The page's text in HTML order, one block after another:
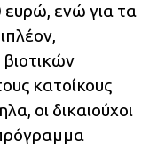
ευρώ, ενώ για τα
κατοίκους
οι δικαιούχοι